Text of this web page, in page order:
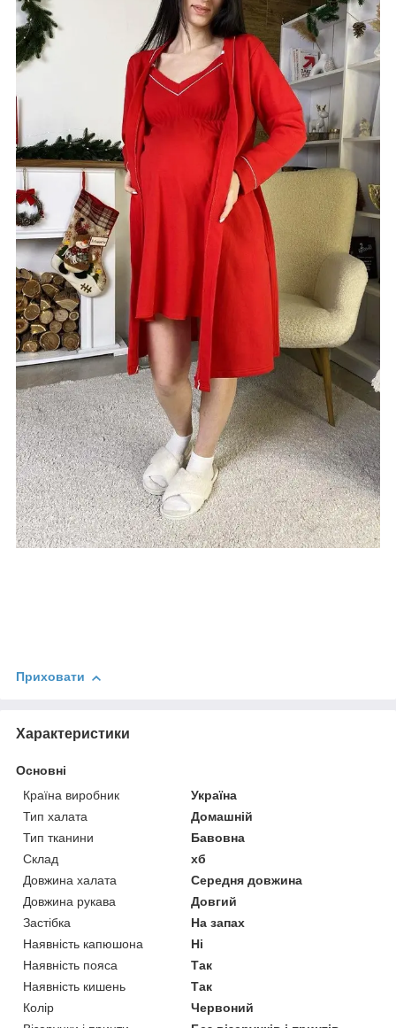
Приховати
Характеристики
Основні
Країна виробник
Україна
Тип халата
Домашній
Тип тканини
Бавовна
Склад
хб
Довжина халата
Середня довжина
Довжина рукава
Довгий
Застібка
На запах
Наявність капюшона
Ні
Наявність пояса
Так
Наявність кишень
Так
Колір
Червоний